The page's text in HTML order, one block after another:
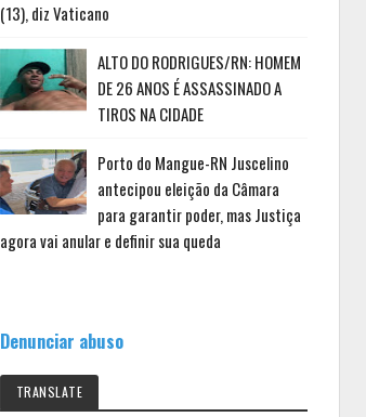
(13), diz Vaticano
ALTO DO RODRIGUES/RN: HOMEM
DE 26 ANOS É ASSASSINADO A
TIROS NA CIDADE
Porto do Mangue-RN Juscelino
antecipou eleição da Câmara
para garantir poder, mas Justiça
agora vai anular e definir sua queda
Denunciar abuso
TRANSLATE